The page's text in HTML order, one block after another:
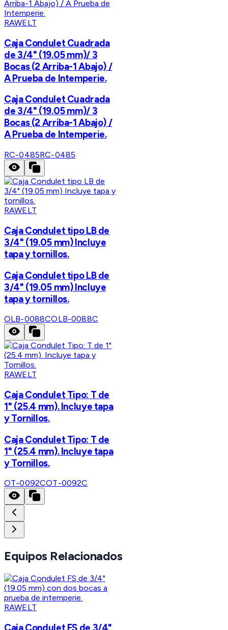
RAWELT
Caja Condulet Cuadrada
de 3/4" (19.05 mm)/ 3
Bocas (2 Arriba-1 Abajo) /
A Prueba de Intemperie.
Caja Condulet Cuadrada
de 3/4" (19.05 mm)/ 3
Bocas (2 Arriba-1 Abajo) /
A Prueba de Intemperie.
RC-0485RC-0485
RAWELT
Caja Condulet tipo LB de
3/4" (19.05 mm) Incluye
tapa y tornillos.
Caja Condulet tipo LB de
3/4" (19.05 mm) Incluye
tapa y tornillos.
OLB-0088COLB-0088C
RAWELT
Caja Condulet Tipo: T de
1" (25.4 mm). Incluye tapa
y Tornillos.
Caja Condulet Tipo: T de
1" (25.4 mm). Incluye tapa
y Tornillos.
OT-0092COT-0092C
Equipos Relacionados
RAWELT